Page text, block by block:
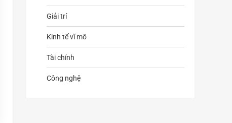
Giải trí
Kinh tế vĩ mô
Tài chính
Công nghệ